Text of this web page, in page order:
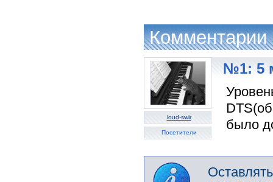
Комментарии
loud-swir
Посетители
№1: 5
было